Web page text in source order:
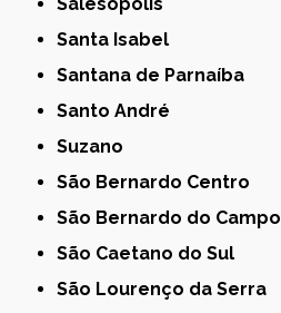
Santa Isabel
Santana de Parnaíba
Santo André
Suzano
São Bernardo Centro
São Bernardo do Campo
São Caetano do Sul
São Lourenço da Serra